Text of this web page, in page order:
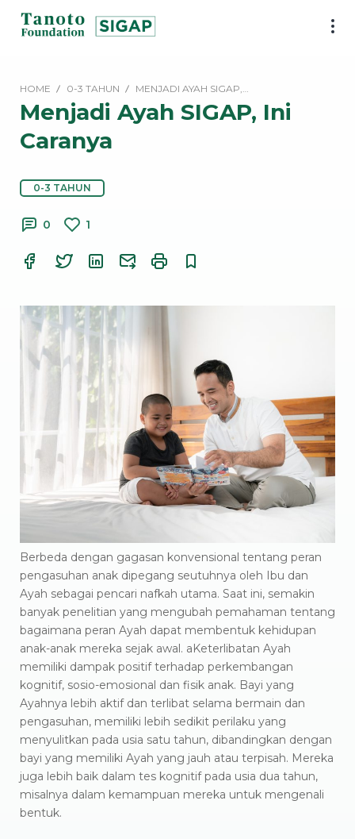
SIGAP
Foundation
HOME 0-3 TAHUN MENJADI AYAH SIGAP,…
Menjadi Ayah SIGAP, Ini
Caranya
0-3 TAHUN
0 1
Berbeda dengan gagasan konvensional tentang peran
pengasuhan anak dipegang seutuhnya oleh Ibu dan
Ayah sebagai pencari nafkah utama. Saat ini, semakin
banyak penelitian yang mengubah pemahaman tentang
bagaimana peran Ayah dapat membentuk kehidupan
anak-anak mereka sejak awal. aKeterlibatan Ayah
memiliki dampak positif terhadap perkembangan
kognitif, sosio-emosional dan fisik anak. Bayi yang
Ayahnya lebih aktif dan terlibat selama bermain dan
pengasuhan, memiliki lebih sedikit perilaku yang
menyulitkan pada usia satu tahun, dibandingkan dengan
bayi yang memiliki Ayah yang jauh atau terpisah. Mereka
juga lebih baik dalam tes kognitif pada usia dua tahun,
misalnya dalam kemampuan mereka untuk mengenali
bentuk.